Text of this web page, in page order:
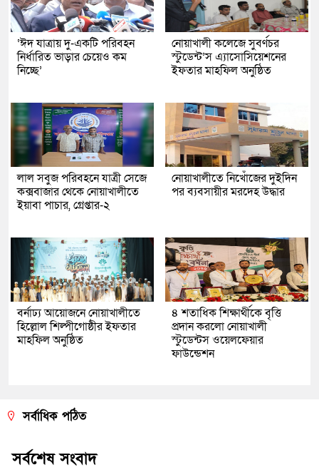
‘ঈদ যাত্রায় দু-একটি পরিবহন
নির্ধারিত ভাড়ার চেয়েও কম
নিচ্ছে’
নোয়াখালী কলেজে সুবর্ণচর
স্টুডেন্ট’স এ্যাসোসিয়েশনের
ইফতার মাহফিল অনুষ্ঠিত
লাল সবুজ পরিবহনে যাত্রী সেজে
কক্সবাজার থেকে নোয়াখালীতে
ইয়াবা পাচার, গ্রেপ্তার-২
নোয়াখালীতে নিখোঁজের দুইদিন
পর ব্যবসায়ীর মরদেহ উদ্ধার
বর্নাঢ্য আয়োজনে নোয়াখালীতে
হিল্লোল শিল্পীগোষ্ঠীর ইফতার
মাহফিল অনুষ্ঠিত
৪ শতাধিক শিক্ষার্থীকে বৃত্তি
প্রদান করলো নোয়াখালী
স্টুডেন্টস ওয়েলফেয়ার
ফাউন্ডেশন
সর্বাধিক পঠিত
সর্বশেষ সংবাদ